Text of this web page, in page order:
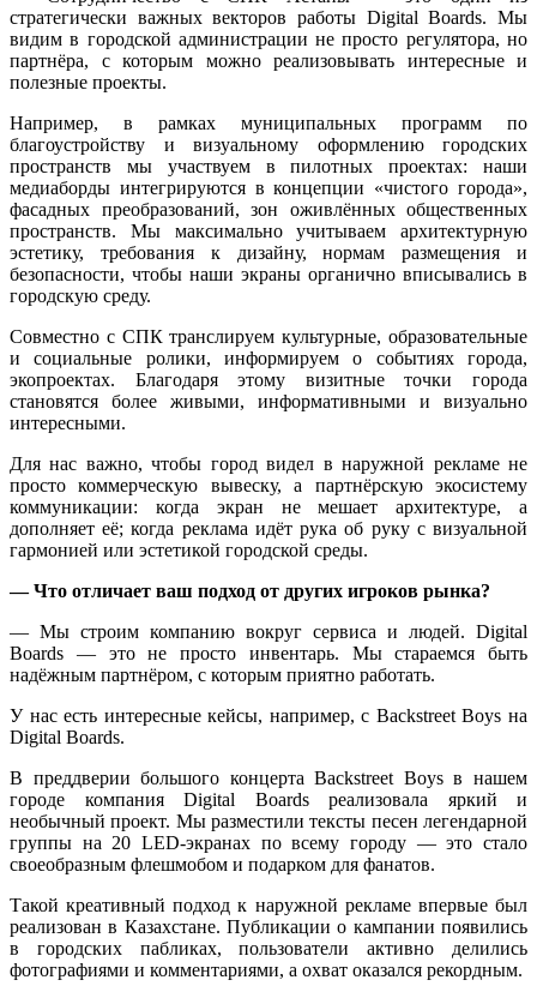
стратегически важных векторов работы Digital Boards. Мы
видим в городской администрации не просто регулятора, но
партнёра, с которым можно реализовывать интересные и
полезные проекты.
Например, в рамках муниципальных программ по
благоустройству и визуальному оформлению городских
пространств мы участвуем в пилотных проектах: наши
медиаборды интегрируются в концепции «чистого города»,
фасадных преобразований, зон оживлённых общественных
пространств. Мы максимально учитываем архитектурную
эстетику, требования к дизайну, нормам размещения и
безопасности, чтобы наши экраны органично вписывались в
городскую среду.
Совместно с СПК транслируем культурные, образовательные
и социальные ролики, информируем о событиях города,
экопроектах. Благодаря этому визитные точки города
становятся более живыми, информативными и визуально
интересными.
Для нас важно, чтобы город видел в наружной рекламе не
просто коммерческую вывеску, а партнёрскую экосистему
коммуникации: когда экран не мешает архитектуре, а
дополняет её; когда реклама идёт рука об руку с визуальной
гармонией или эстетикой городской среды.
— Что отличает ваш подход от других игроков рынка?
— Мы строим компанию вокруг сервиса и людей. Digital
Boards — это не просто инвентарь. Мы стараемся быть
надёжным партнёром, с которым приятно работать.
У нас есть интересные кейсы, например, с Backstreet Boys на
Digital Boards.
В преддверии большого концерта Backstreet Boys в нашем
городе компания Digital Boards реализовала яркий и
необычный проект. Мы разместили тексты песен легендарной
группы на 20 LED-экранах по всему городу — это стало
своеобразным флешмобом и подарком для фанатов.
Такой креативный подход к наружной рекламе впервые был
реализован в Казахстане. Публикации о кампании появились
в городских пабликах, пользователи активно делились
фотографиями и комментариями, а охват оказался рекордным.